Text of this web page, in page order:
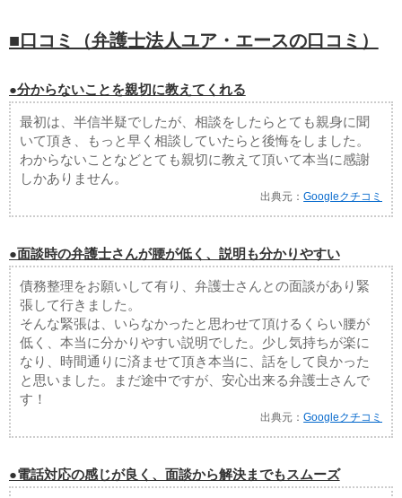
■口コミ（弁護士法人ユア・エースの口コミ）
●分からないことを親切に教えてくれる
最初は、半信半疑でしたが、相談をしたらとても親身に聞
いて頂き、もっと早く相談していたらと後悔をしました。
わからないことなどとても親切に教えて頂いて本当に感謝
しかありません。
出典元：Googleクチコミ
●面談時の弁護士さんが腰が低く、説明も分かりやすい
債務整理をお願いして有り、弁護士さんとの面談があり緊
張して行きました。
そんな緊張は、いらなかったと思わせて頂けるくらい腰が
低く、本当に分かりやすい説明でした。少し気持ちが楽に
なり、時間通りに済ませて頂き本当に、話をして良かった
と思いました。まだ途中ですが、安心出来る弁護士さんで
す！
出典元：Googleクチコミ
●電話対応の感じが良く、面談から解決までもスムーズ